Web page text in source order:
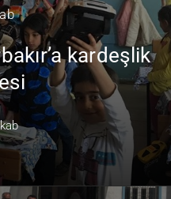
kardeşlik